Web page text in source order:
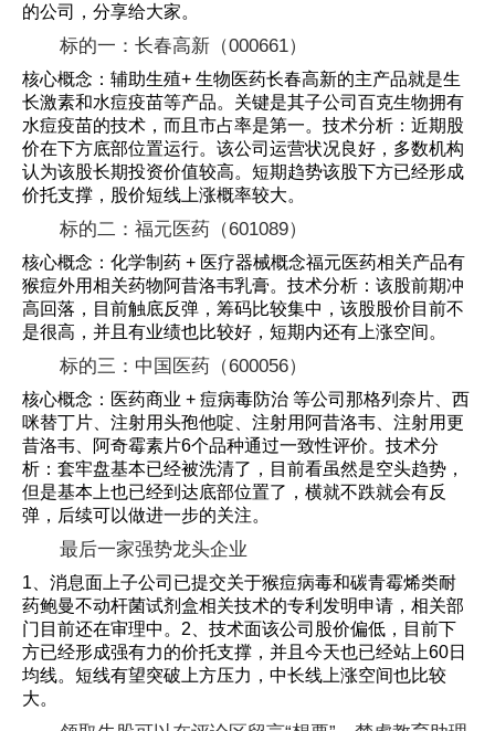
的公司，分享给大家。
标的一：长春高新（000661）
核心概念：辅助生殖+ 生物医药长春高新的主产品就是生
长激素和水痘疫苗等产品。关键是其子公司百克生物拥有
水痘疫苗的技术，而且市占率是第一。技术分析：近期股
价在下方底部位置运行。该公司运营状况良好，多数机构
认为该股长期投资价值较高。短期趋势该股下方已经形成
价托支撑，股价短线上涨概率较大。
标的二：福元医药（601089）
核心概念：化学制药 + 医疗器械概念福元医药相关产品有
猴痘外用相关药物阿昔洛韦乳膏。技术分析：该股前期冲
高回落，目前触底反弹，筹码比较集中，该股股价目前不
是很高，并且有业绩也比较好，短期内还有上涨空间。
标的三：中国医药（600056）
核心概念：医药商业 + 痘病毒防治 等公司那格列奈片、西
咪替丁片、注射用头孢他啶、注射用阿昔洛韦、注射用更
昔洛韦、阿奇霉素片6个品种通过一致性评价。技术分
析：套牢盘基本已经被洗清了，目前看虽然是空头趋势，
但是基本上也已经到达底部位置了，横就不跌就会有反
弹，后续可以做进一步的关注。
最后一家强势龙头企业
1、消息面上子公司已提交关于猴痘病毒和碳青霉烯类耐
药鲍曼不动杆菌试剂盒相关技术的专利发明申请，相关部
门目前还在审理中。2、技术面该公司股价偏低，目前下
方已经形成强有力的价托支撑，并且今天也已经站上60日
均线。短线有望突破上方压力，中长线上涨空间也比较
大。